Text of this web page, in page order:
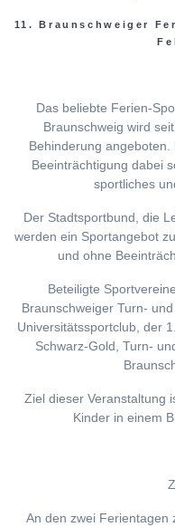
11. Braunschweiger
Das beliebte Ferien-
Braunschweig wird
Behinderung
Beeinträchtigung dabei
sportliches
Der Stadtsportbund, die
werden ein Sportangebot
und ohne
Beteiligte
Braunschweiger Turn-
Universitätssportclub, der
Schwarz-Gold, Turn-
Ziel dieser Veranstaltung
Kinder in einem
An den zwei Ferientagen